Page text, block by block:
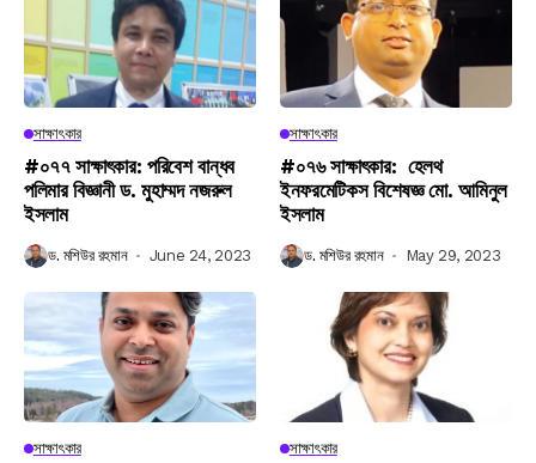
সাক্ষাৎকার
#০৭৭ সাক্ষাৎকার: পরিবেশ বান্ধব
পলিমার বিজ্ঞানী ড. মুহাম্মদ নজরুল
ইসলাম
ড. মশিউর রহমান June 24, 2023
সাক্ষাৎকার
#০৭৬ সাক্ষাৎকার: হেলথ
ইনফরমেটিকস বিশেষজ্ঞ মো. আমিনুল
ইসলাম
ড. মশিউর রহমান May 29, 2023
সাক্ষাৎকার সাক্ষাৎকার